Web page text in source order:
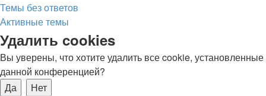
Темы без ответов
Активные темы
Удалить cookies
Вы уверены, что хотите удалить все cookie, установленные
данной конференцией?